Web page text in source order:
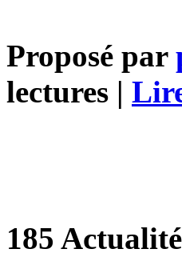
Proposé par
lectures |
185